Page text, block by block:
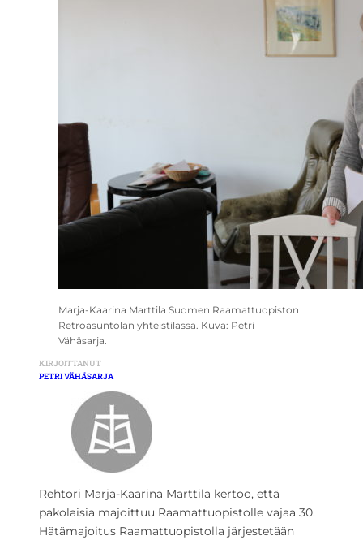
Marja-Kaarina Marttila Suomen Raamattuopiston
Retroasuntolan yhteistilassa. Kuva: Petri
Vähäsarja.
KIRJOITTANUT
PETRI VÄHÄSARJA
Rehtori Marja-Kaarina Marttila kertoo, että
pakolaisia majoittuu Raamattuopistolle vajaa 30.
Hätämajoitus Raamattuopistolla järjestetään